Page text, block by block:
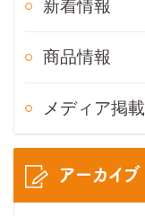
新着情報
商品情報
メディア掲載
アーカイブ